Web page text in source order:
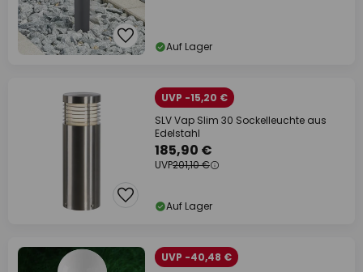
Auf Lager
UVP -15,20 €
SLV Vap Slim 30 Sockelleuchte aus
Edelstahl
185,90 €
UVP201,10 €
Auf Lager
UVP -40,48 €